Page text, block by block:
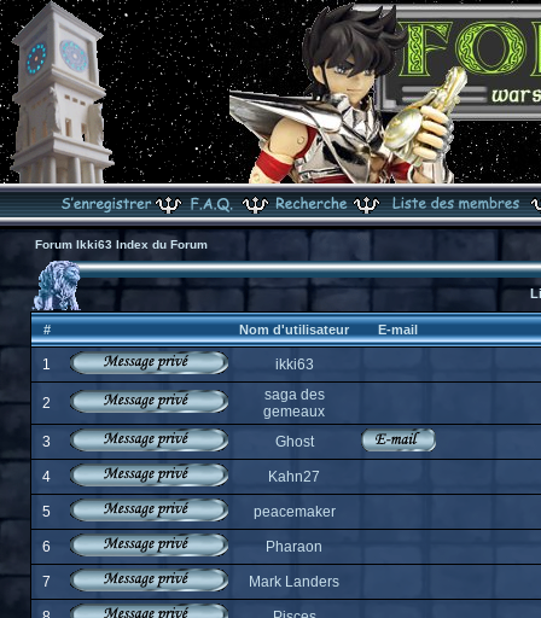
Forum Ikki63 Index du Forum
# Nom d'utilisateur E-mail
1 ikki63
2
saga des
gemeaux
3
Ghost
4 Kahn27
5 peacemaker
6 Pharaon
7 Mark Landers